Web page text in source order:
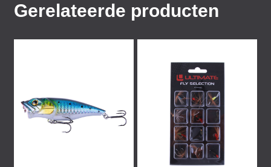
Gerelateerde producten